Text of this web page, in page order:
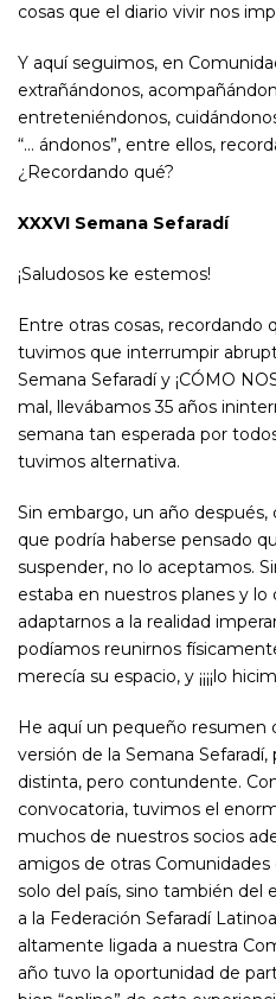
cosas que el diario vivir nos
Y aquí seguimos, en
extrañándonos,
entreteniéndonos,
“… ándonos”, entre ellos,
¿Recordando qué?
XXXVI Semana Sefaradí
¡Saludosos ke estemos!
Entre otras cosas, recordando
tuvimos que interrumpir
Semana Sefaradí y ¡CÓMO
mal, llevábamos 35 años
semana tan esperada por
tuvimos alternativa.
Sin embargo, un año
que podría haberse pensado
suspender, no lo aceptamos.
estaba en nuestros planes y lo
adaptarnos a la realidad
podíamos reunirnos
merecía su espacio, y ¡¡¡¡lo
He aquí un pequeño resumen
versión de la Semana
distinta, pero contundente.
convocatoria, tuvimos el
muchos de nuestros socios
amigos de otras
solo del país, sino también del
a la Federación Sefaradí
altamente ligada a nuestra
año tuvo la oportunidad de